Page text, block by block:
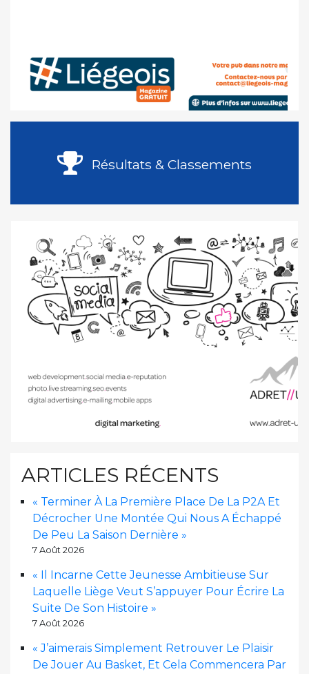
Résultats & Classements
ARTICLES RÉCENTS
« Terminer À La Première Place De La P2A Et
Décrocher Une Montée Qui Nous A Échappé
De Peu La Saison Dernière »
7 Août 2026
« Il Incarne Cette Jeunesse Ambitieuse Sur
Laquelle Liège Veut S’appuyer Pour Écrire La
Suite De Son Histoire »
7 Août 2026
« J’aimerais Simplement Retrouver Le Plaisir
De Jouer Au Basket, Et Cela Commencera Par